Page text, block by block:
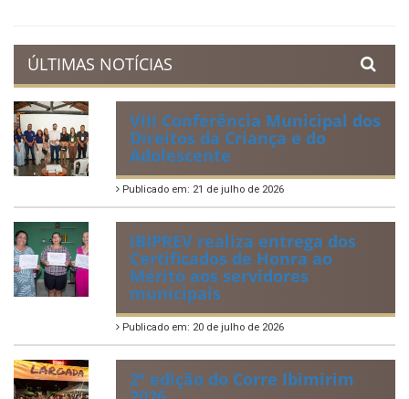
ÚLTIMAS NOTÍCIAS
VIII Conferência Municipal dos
Direitos da Criança e do
Adolescente
Publicado em: 21 de julho de 2026
IBIPREV realiza entrega dos
Certificados de Honra ao
Mérito aos servidores
municipais
Publicado em: 20 de julho de 2026
2ª edição do Corre Ibimirim